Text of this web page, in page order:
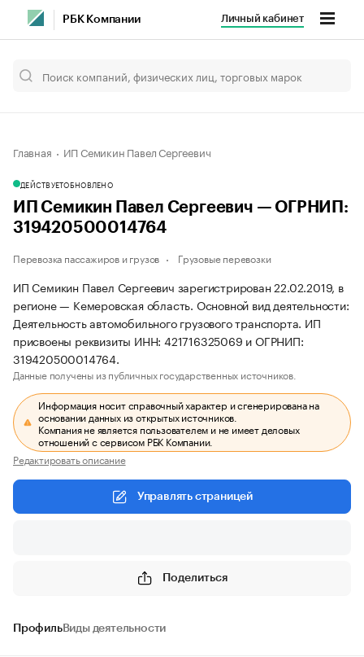
РБК Компании Личный кабинет
Главная ИП Семикин Павел Сергеевич
ДЕЙСТВУЕТОБНОВЛЕНО
ИП Семикин Павел Сергеевич — ОГРНИП:
319420500014764
Перевозка пассажиров и грузов Грузовые перевозки
ИП Семикин Павел Сергеевич зарегистрирован 22.02.2019, в
регионе — Кемеровская область. Основной вид деятельности:
Деятельность автомобильного грузового транспорта. ИП
присвоены реквизиты ИНН: 421716325069 и ОГРНИП:
319420500014764.
Данные получены из публичных государственных источников.
Информация носит справочный характер и сгенерирована на
основании данных из открытых источников.
Компания не является пользователем и не имеет деловых
отношений с сервисом РБК Компании.
Редактировать описание
Управлять страницей
Поделиться
ПрофильВиды деятельности